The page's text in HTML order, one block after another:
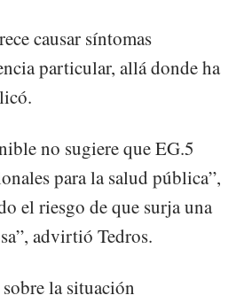
causar síntomas
particular, allá donde ha
no sugiere que EG.5
para la salud pública”,
el riesgo de que surja una
advirtió Tedros.
sobre la situación